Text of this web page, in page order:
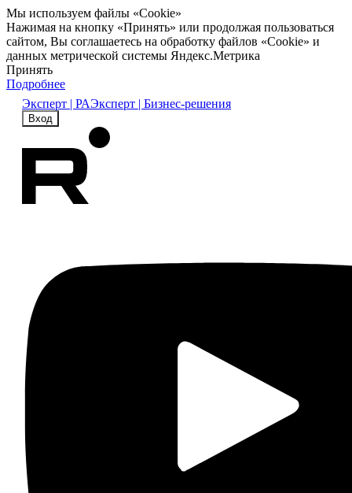
Мы используем файлы «Cookie»
Нажимая на кнопку «Принять» или продолжая пользоваться
сайтом, Вы соглашаетесь на обработку файлов «Cookie» и
данных метрической системы Яндекс.Метрика
Принять
Подробнее
Эксперт | РАЭксперт | Бизнес-решения
Вход